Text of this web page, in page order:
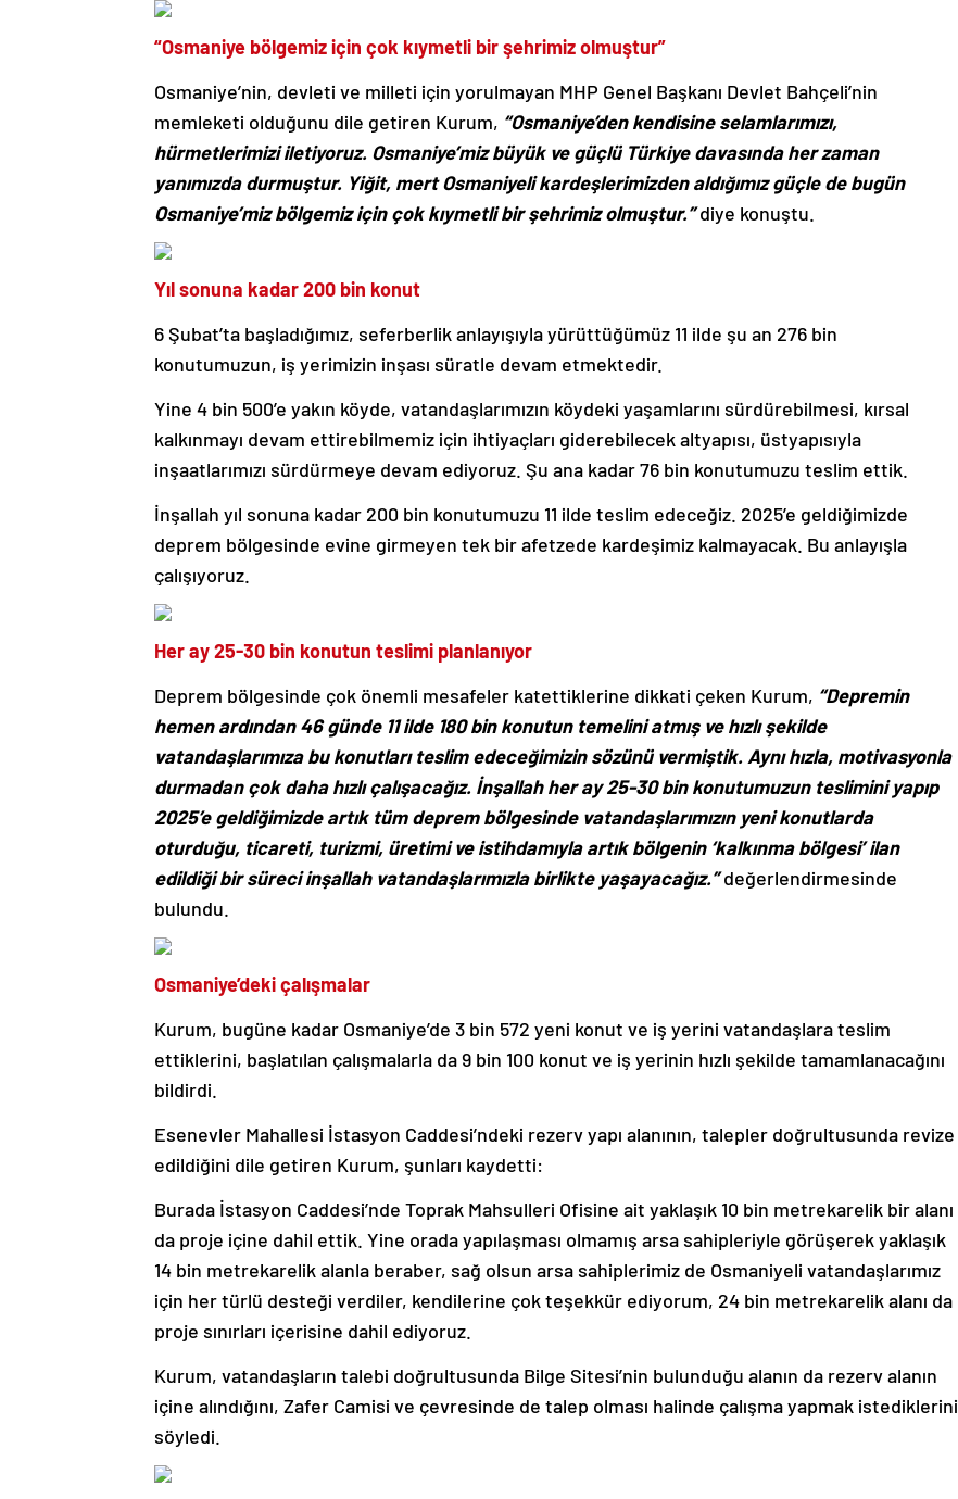
“Osmaniye bölgemiz için çok kıymetli bir şehrimiz olmuştur”
Osmaniye’nin, devleti ve milleti için yorulmayan MHP Genel Başkanı Devlet Bahçeli’nin
memleketi olduğunu dile getiren Kurum, “Osmaniye’den kendisine selamlarımızı,
hürmetlerimizi iletiyoruz. Osmaniye’miz büyük ve güçlü Türkiye davasında her zaman
yanımızda durmuştur. Yiğit, mert Osmaniyeli kardeşlerimizden aldığımız güçle de bugün
Osmaniye’miz bölgemiz için çok kıymetli bir şehrimiz olmuştur.”diye konuştu.
Yıl sonuna kadar 200 bin konut
6 Şubat’ta başladığımız, seferberlik anlayışıyla yürüttüğümüz 11 ilde şu an 276 bin
konutumuzun, iş yerimizin inşası süratle devam etmektedir.
Yine 4 bin 500’e yakın köyde, vatandaşlarımızın köydeki yaşamlarını sürdürebilmesi, kırsal
kalkınmayı devam ettirebilmemiz için ihtiyaçları giderebilecek altyapısı, üstyapısıyla
inşaatlarımızı sürdürmeye devam ediyoruz. Şu ana kadar 76 bin konutumuzu teslim ettik.
İnşallah yıl sonuna kadar 200 bin konutumuzu 11 ilde teslim edeceğiz. 2025’e geldiğimizde
deprem bölgesinde evine girmeyen tek bir afetzede kardeşimiz kalmayacak. Bu anlayışla
çalışıyoruz.
Her ay 25-30 bin konutun teslimi planlanıyor
Deprem bölgesinde çok önemli mesafeler katettiklerine dikkati çeken Kurum, “Depremin
hemen ardından 46 günde 11 ilde 180 bin konutun temelini atmış ve hızlı şekilde
vatandaşlarımıza bu konutları teslim edeceğimizin sözünü vermiştik. Aynı hızla, motivasyonla
durmadan çok daha hızlı çalışacağız. İnşallah her ay 25-30 bin konutumuzun teslimini yapıp
2025’e geldiğimizde artık tüm deprem bölgesinde vatandaşlarımızın yeni konutlarda
oturduğu, ticareti, turizmi, üretimi ve istihdamıyla artık bölgenin ‘kalkınma bölgesi’ ilan
edildiği bir süreci inşallah vatandaşlarımızla birlikte yaşayacağız.”değerlendirmesinde
bulundu.
Osmaniye’deki çalışmalar
Kurum, bugüne kadar Osmaniye’de 3 bin 572 yeni konut ve iş yerini vatandaşlara teslim
ettiklerini, başlatılan çalışmalarla da 9 bin 100 konut ve iş yerinin hızlı şekilde tamamlanacağını
bildirdi.
Esenevler Mahallesi İstasyon Caddesi’ndeki rezerv yapı alanının, talepler doğrultusunda revize
edildiğini dile getiren Kurum, şunları kaydetti:
Burada İstasyon Caddesi’nde Toprak Mahsulleri Ofisine ait yaklaşık 10 bin metrekarelik bir alanı
da proje içine dahil ettik. Yine orada yapılaşması olmamış arsa sahipleriyle görüşerek yaklaşık
14 bin metrekarelik alanla beraber, sağ olsun arsa sahiplerimiz de Osmaniyeli vatandaşlarımız
için her türlü desteği verdiler, kendilerine çok teşekkür ediyorum, 24 bin metrekarelik alanı da
proje sınırları içerisine dahil ediyoruz.
Kurum, vatandaşların talebi doğrultusunda Bilge Sitesi’nin bulunduğu alanın da rezerv alanın
içine alındığını, Zafer Camisi ve çevresinde de talep olması halinde çalışma yapmak istediklerini
söyledi.